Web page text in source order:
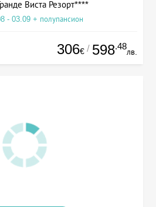
Виста Резорт****
- 03.09 + полупансион
306€ / 598.48
лв.